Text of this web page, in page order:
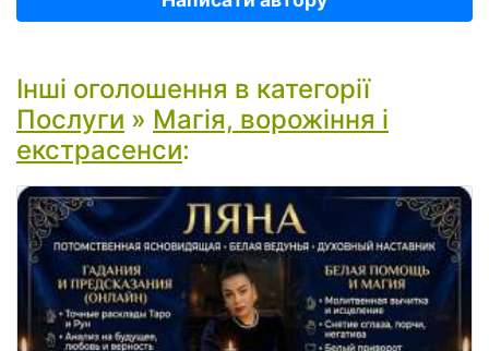
Інші оголошення в категорії
Послуги » Магія, ворожіння і
екстрасенси: